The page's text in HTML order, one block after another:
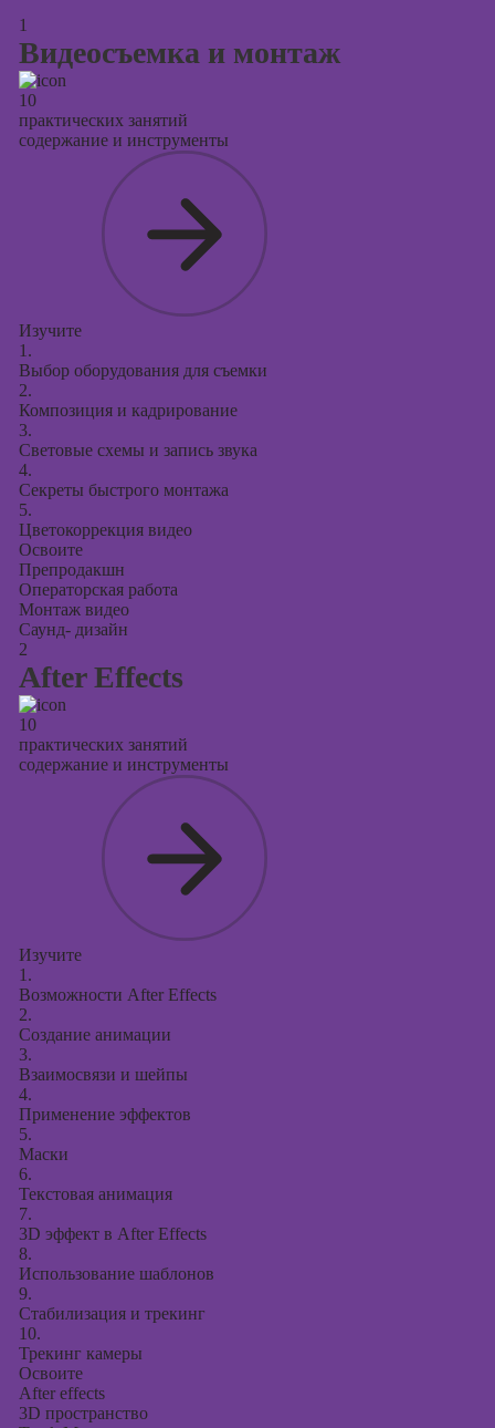
1
Видеосъемка и монтаж
10
практических занятий
содержание и инструменты
Изучите
1.
Выбор оборудования для съемки
2.
Композиция и кадрирование
3.
Световые схемы и запись звука
4.
Секреты быстрого монтажа
5.
Цветокоррекция видео
Освоите
Препродакшн
Операторская работа
Монтаж видео
Саунд- дизайн
2
After Effects
10
практических занятий
содержание и инструменты
Изучите
1.
Возможности After Effects
2.
Создание анимации
3.
Взаимосвязи и шейпы
4.
Применение эффектов
5.
Маски
6.
Текстовая анимация
7.
3D эффект в After Effects
8.
Использование шаблонов
9.
Стабилизация и трекинг
10.
Трекинг камеры
Освоите
After effects
3D пространство